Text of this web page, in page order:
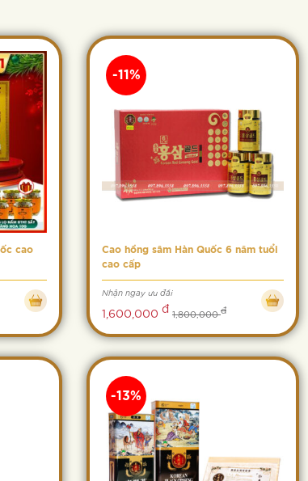
cao
Cao hồng sâm Hàn Quốc 6 năm tuổi
cao cấp
Nhận ngay ưu đãi
1,600,000 đ 1,800,000đ
-11%
-13%